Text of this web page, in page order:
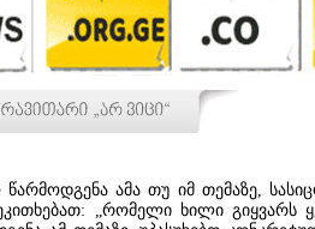
წარმოდგენა ამა თუ იმ თემაზე,
„რომელი ხილი გიყვარს